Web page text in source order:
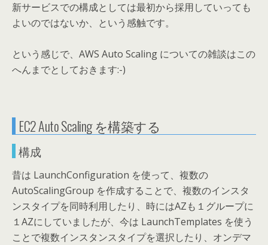
新サービスでの構成としては最初から採用していっても
よいのではないか、という感触です。
という感じで、AWS Auto Scaling についての雑談はこの
へんまでとしておきます:-)
EC2 Auto Scaling を構築する
構成
昔は LaunchConfiguration を使って、複数の
AutoScalingGroup を作成することで、複数のインスタ
ンスタイプを同時利用したり、時にはAZも１グループに
１AZにしていましたが、今は LaunchTemplates を使う
ことで複数インスタンスタイプを選択したり、オンデマ